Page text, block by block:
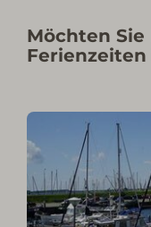
Möchten
Ferienzeiten